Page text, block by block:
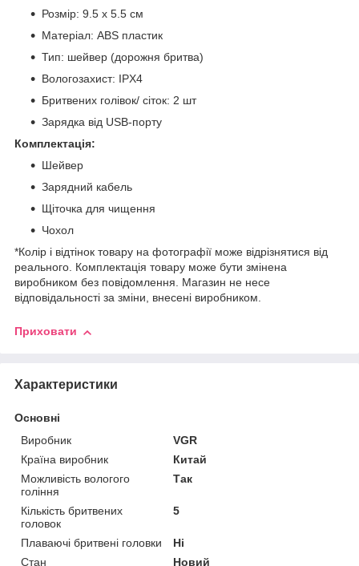
Розмір: 9.5 х 5.5 см
Матеріал: ABS пластик
Тип: шейвер (дорожня бритва)
Вологозахист: IPX4
Бритвених голівок/ сіток: 2 шт
Зарядка від USB-порту
Комплектація:
Шейвер
Зарядний кабель
Щіточка для чищення
Чохол
*Колір і відтінок товару на фотографії може відрізнятися від
реального. Комплектація товару може бути змінена
виробником без повідомлення. Магазин не несе
відповідальності за зміни, внесені виробником.
Приховати
Характеристики
Основні
Виробник
VGR
Країна виробник
Китай
Можливість вологого
гоління
Так
Кількість бритвених
головок
5
Плаваючі бритвені головки
Ні
Стан
Новий